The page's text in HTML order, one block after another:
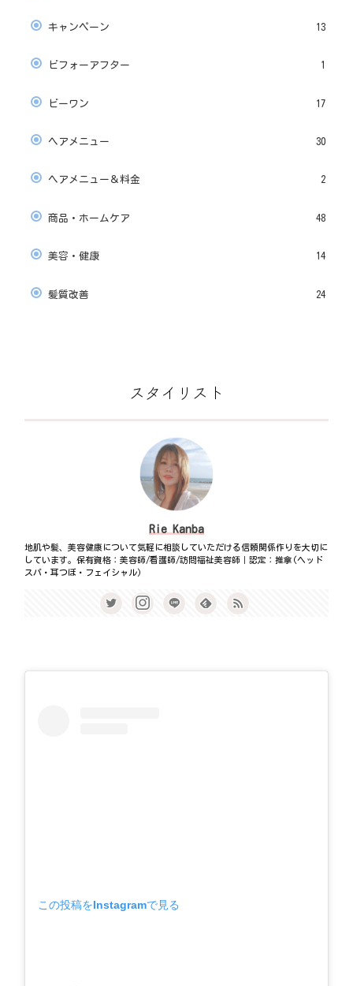
キャンペーン 13
ビフォーアフター 1
ビーワン 17
ヘアメニュー 30
ヘアメニュー＆料金 2
商品・ホームケア 48
美容・健康 14
髪質改善 24
スタイリスト
Rie Kanba
地肌や髪、美容健康について気軽に相談していただける信頼関係作りを大切に
しています。保有資格：美容師/看護師/訪問福祉美容師｜認定：推拿(ヘッド
スパ・耳つぼ・フェイシャル)
この投稿をInstagramで見る